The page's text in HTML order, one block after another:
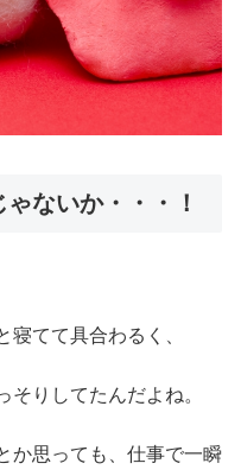
ないか・・・！
てて具合わるく、
りしてたんだよね。
か思っても、仕事で一瞬